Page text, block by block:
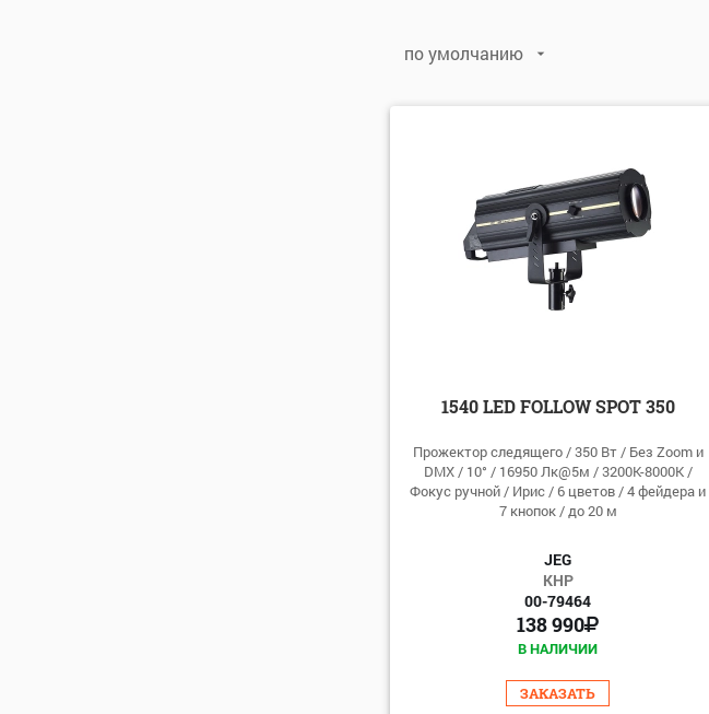
по умолчанию
по цене: убыванию
по цене: возрастанию
1540 LED FOLLOW SPOT 350
Прожектор следящего / 350 Вт / Без Zoom и
DMX / 10° / 16950 Лк@5м / 3200К-8000К /
Фокус ручной / Ирис / 6 цветов / 4 фейдера и
7 кнопок / до 20 м
JEG
КНР
00-79464
138 990
В НАЛИЧИИ
ЗАКАЗАТЬ